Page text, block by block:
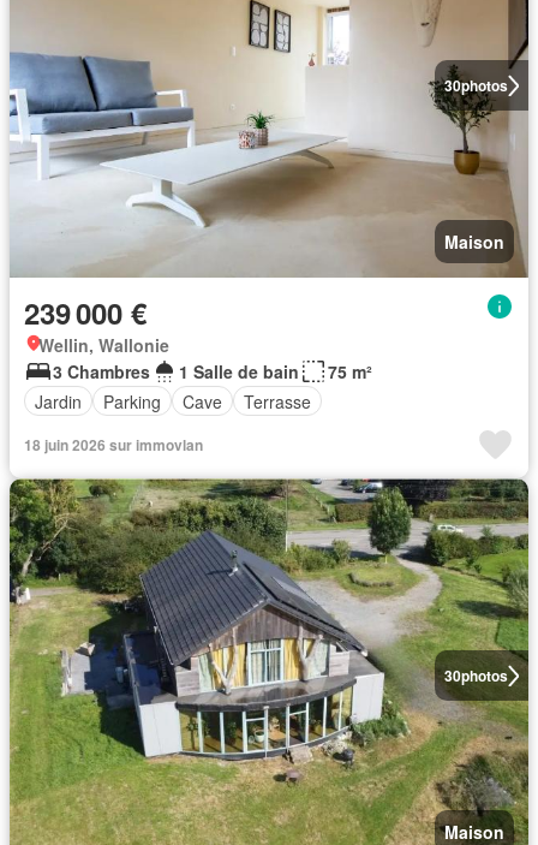
30photos
Maison
239 000 €
Wellin, Wallonie
3 Chambres
1 Salle de bain
75 m²
Jardin
Parking Cave Terrasse
18 juin 2026 sur immovlan
30photos
Maison